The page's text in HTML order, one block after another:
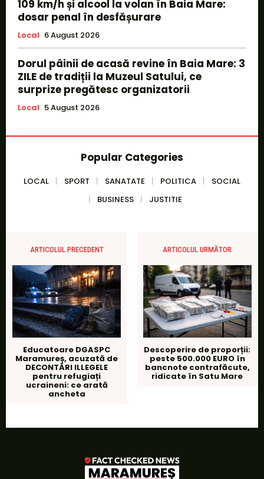
109 km/h și alcool la volan în Baia Mare:
dosar penal în desfășurare
Local 6 August 2026
Dorul pâinii de acasă revine în Baia Mare: 3
ZILE de tradiții la Muzeul Satului, ce
surprize pregătesc organizatorii
Local 5 August 2026
Popular Categories
LOCAL SPORT SANATATE POLITICA
SOCIAL
BUSINESS
JUSTITIE
ARTICOLUL PRECEDENT
Educatoare DGASPC
Maramureș, acuzată de
DECONTĂRI ILLEGELE
pentru refugiați
ucraineni: ce arată
ancheta
ARTICOLUL URMĂTOR
Descoperire de proporții:
peste 500.000 EURO în
bancnote contrafăcute,
ridicate în Satu Mare